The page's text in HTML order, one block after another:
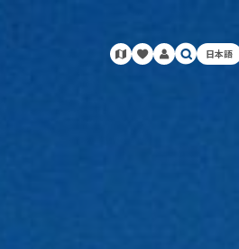
日本語